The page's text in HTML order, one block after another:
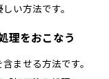
い方法です。
理をおこなう
ませる方法です。